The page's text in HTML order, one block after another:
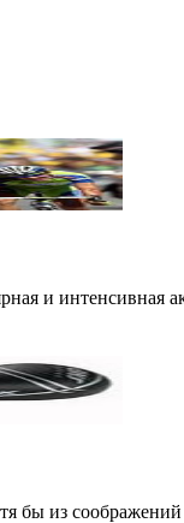
и интенсивная
бы из